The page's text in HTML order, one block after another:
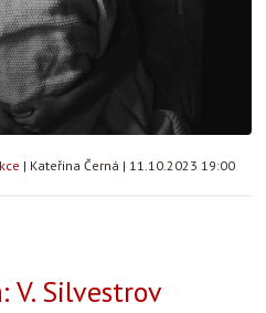
| Kateřina Černá | 11.10.2023 19:00
Silvestrov